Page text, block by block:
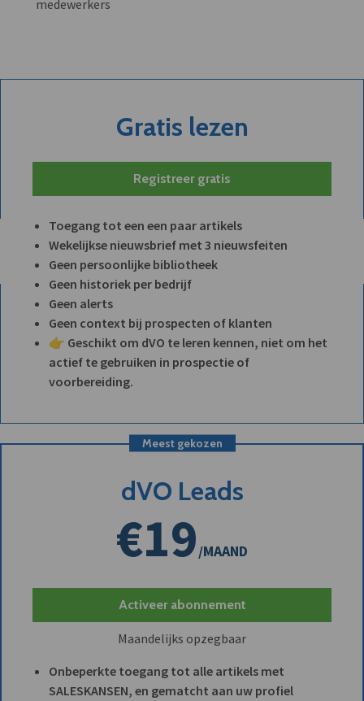
medewerkers
Gratis lezen
Registreer gratis
Toegang tot een een paar artikels
Wekelijkse nieuwsbrief met 3 nieuwsfeiten
Geen persoonlijke bibliotheek
Geen historiek per bedrijf
Geen alerts
Geen context bij prospecten of klanten
👉 Geschikt om dVO te leren kennen, niet om het
actief te gebruiken in prospectie of
voorbereiding.
Meest gekozen
dVO Leads
€19/MAAND
Activeer abonnement
Maandelijks opzegbaar
Onbeperkte toegang tot alle artikels met
SALESKANSEN, en gematcht aan uw profiel